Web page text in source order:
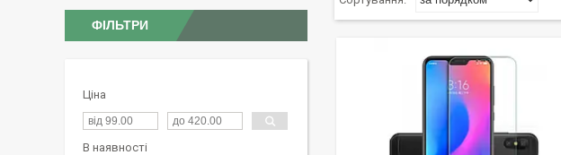
ФІЛЬТРИ
Ціна
В наявності